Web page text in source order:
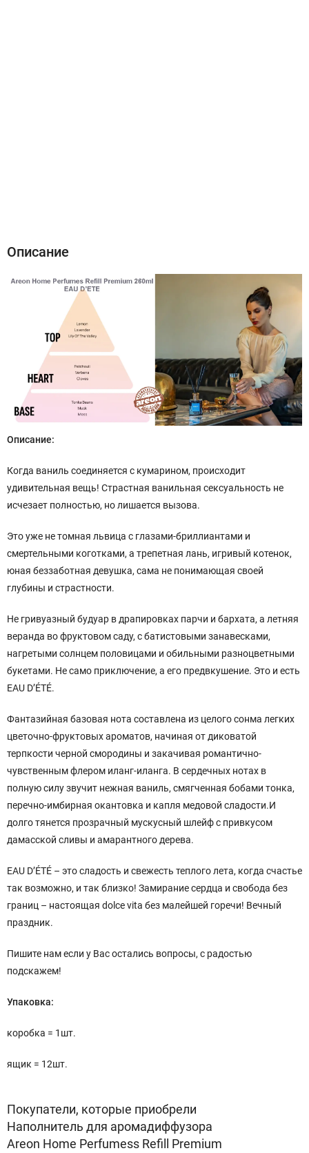
Описание
Описание:
Когда ваниль соединяется с кумарином, происходит
удивительная вещь! Страстная ванильная сексуальность не
исчезает полностью, но лишается вызова.
Это уже не томная львица с глазами-бриллиантами и
смертельными коготками, а трепетная лань, игривый котенок,
юная беззаботная девушка, сама не понимающая своей
глубины и страстности.
Не гривуазный будуар в драпировках парчи и бархата, а летняя
веранда во фруктовом саду, с батистовыми занавесками,
нагретыми солнцем половицами и обильными разноцветными
букетами. Не само приключение, а его предвкушение. Это и есть
EAU D’ÉTÉ.
Фантазийная базовая нота составлена из целого сонма легких
цветочно-фруктовых ароматов, начиная от диковатой
терпкости черной смородины и закачивая романтично-
чувственным флером иланг-иланга. В сердечных нотах в
полную силу звучит нежная ваниль, смягченная бобами тонка,
перечно-имбирная окантовка и капля медовой сладости.И
долго тянется прозрачный мускусный шлейф с привкусом
дамасской сливы и амарантного дерева.
EAU D’ÉTÉ – это сладость и свежесть теплого лета, когда счастье
так возможно, и так близко! Замирание сердца и свобода без
границ – настоящая dolce vita без малейшей горечи! Вечный
праздник.
Пишите нам если у Вас остались вопросы, с радостью
подскажем!
Упаковка:
коробка = 1шт.
ящик = 12шт.
Покупатели, которые приобрели
Наполнитель для аромадиффузора
Areon Home Perfumess Refill Premium